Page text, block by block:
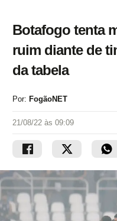
Botafogo tenta
ruim diante de
da tabela
Por: FogãoNET
21/08/22 às 09:09